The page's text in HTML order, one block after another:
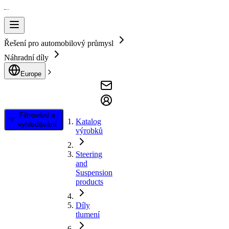
Řešení pro automobilový průmysl
Náhradní díly
Europe
Filtrování a
vyhledávání
Katalog
výrobků
Steering
and
Suspension
products
Díly
tlumení